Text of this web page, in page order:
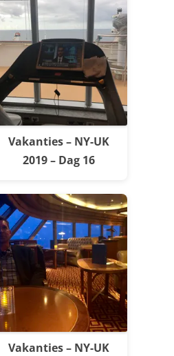
Vakanties – NY-UK
2019 – Dag 16
Vakanties – NY-UK